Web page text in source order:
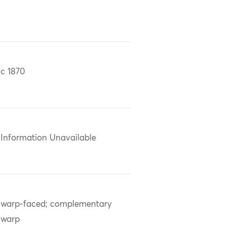
c 1870
Information Unavailable
warp-faced; complementary
warp